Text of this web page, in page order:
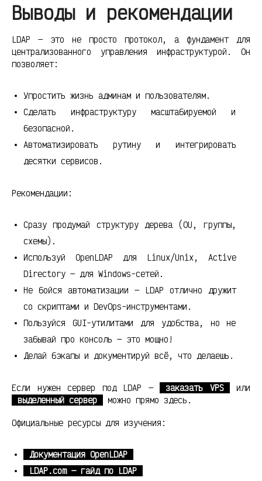
Выводы и рекомендации
LDAP — это не просто протокол, а фундамент для
централизованного управления инфраструктурой. Он
позволяет:
Упростить жизнь админам и пользователям.
Сделать инфраструктуру масштабируемой и
безопасной.
Автоматизировать рутину и интегрировать
десятки сервисов.
Рекомендации:
Сразу продумай структуру дерева (OU, группы,
схемы).
Используй OpenLDAP для Linux/Unix, Active
Directory — для Windows-сетей.
Не бойся автоматизации — LDAP отлично дружит
со скриптами и DevOps-инструментами.
Пользуйся GUI-утилитами для удобства, но не
забывай про консоль — это мощно!
Делай бэкапы и документируй всё, что делаешь.
Если нужен сервер под LDAP — заказать VPS
или
выделенный сервер
можно прямо здесь.
Официальные ресурсы для изучения:
Документация OpenLDAP
LDAP.com — гайд по LDAP